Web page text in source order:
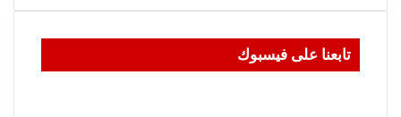
تابعنا على فيسبوك